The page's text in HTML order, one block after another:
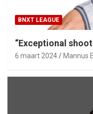
BNXT LEAGUE
“Exceptional
6 maart 2024 Mannus